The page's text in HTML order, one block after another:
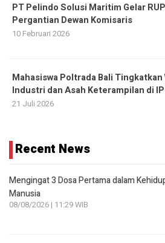
PT Pelindo Solusi Maritim Gelar
Pergantian Dewan Komisaris
10 Februari 2026
Mahasiswa Poltrada Bali Tingkatkan
Industri dan Asah Keterampilan di
21 Juli 2026
Recent News
Mengingat 3 Dosa Pertama dalam
Manusia
08/08/2026 | 11:29 WIB